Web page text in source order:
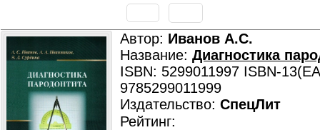
Автор: Иванов А.С.
Название: Диагностика
ISBN: 5299011997 ISBN-
9785299011999
Издательство: СпецЛит
Рейтинг: